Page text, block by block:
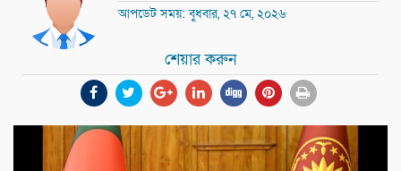
আপডেট সময়: বুধবার, ২৭ মে, ২০২৬
শেয়ার করুন